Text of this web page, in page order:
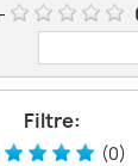
-
Filtre:
(0)